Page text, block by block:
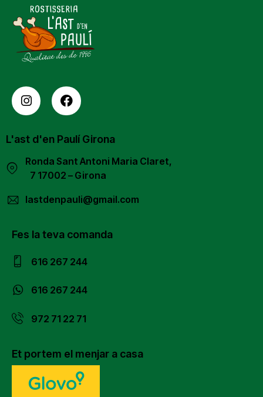
L'ast d'en Paulí Girona
Ronda Sant Antoni Maria Claret,
7 17002 – Girona
lastdenpauli@gmail.com
Fes la teva comanda
616 267 244
616 267 244
972 71 22 71
Et portem el menjar a casa